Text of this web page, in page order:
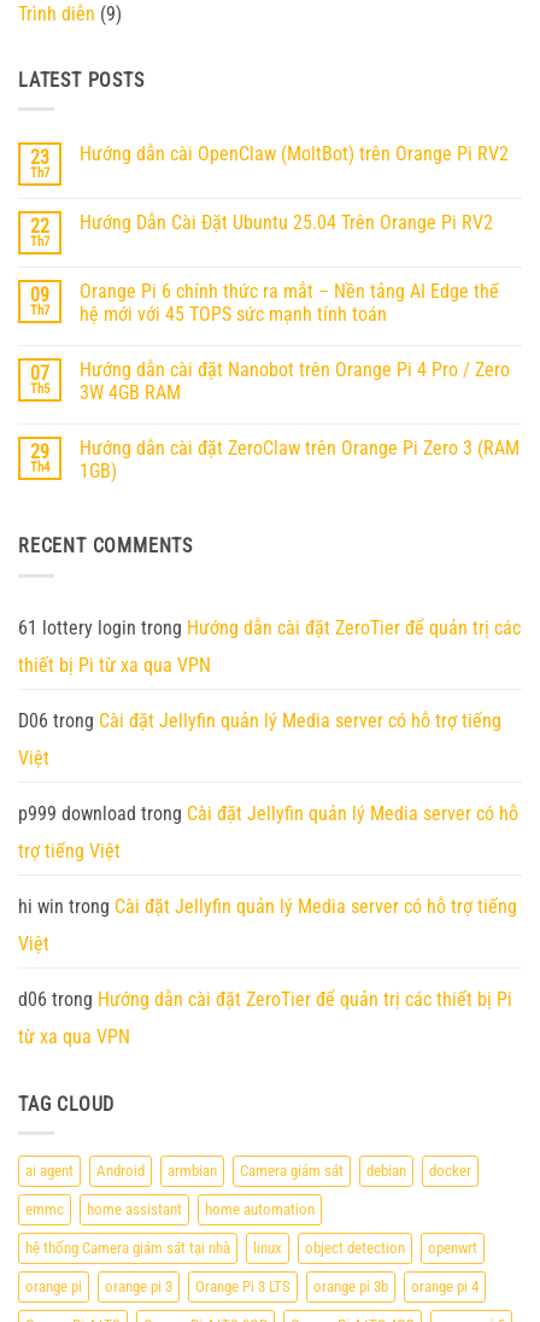
Trình diễn (9)
LATEST POSTS
23
Th7
Hướng dẫn cài OpenClaw (MoltBot) trên Orange Pi RV2
luận
cài
OpenClaw
(MoltBot)
Pi
RV2
22
Th7
Hướng Dẫn Cài Đặt Ubuntu 25.04 Trên Orange Pi RV2
luận
ở
Hướng
Đặt
Ubuntu
25.04
Pi
RV2
09
Th7
Orange Pi 6 chính thức ra mắt – Nền tảng AI Edge thế
hệ mới với 45 TOPS sức mạnh tính toán
bình
luận
ở
6
chính
thức
Nền
hệ
mới
45
mạnh
tính
07
Th5
Hướng dẫn cài đặt Nanobot trên Orange Pi 4 Pro / Zero
3W 4GB RAM
bình
luận
ở
đặt
4
Pro
Zero
RAM
29
Th4
Hướng dẫn cài đặt ZeroClaw trên Orange Pi Zero 3 (RAM
1GB)
luận
đặt
ZeroClaw
Orange
3
(RAM
RECENT COMMENTS
61 lottery login trong Hướng dẫn cài đặt ZeroTier để quản trị các
thiết bị Pi từ xa qua VPN
D06 trong Cài đặt Jellyfin quản lý Media server có hỗ trợ tiếng
Việt
p999 download trong Cài đặt Jellyfin quản lý Media server có hỗ
trợ tiếng Việt
hi win trong Cài đặt Jellyfin quản lý Media server có hỗ trợ tiếng
Việt
d06 trong Hướng dẫn cài đặt ZeroTier để quản trị các thiết bị Pi
từ xa qua VPN
TAG CLOUD
ai agent Android armbian Camera giám sát debian docker
emmc home assistant home automation
hệ thống Camera giám sát tại nhà linux object detection openwrt
orange pi orange pi 3 Orange Pi 3 LTS orange pi 3b orange pi 4